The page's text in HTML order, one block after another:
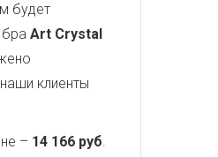
будет
бра Art Crystal
клиенты
– 14 166 руб.